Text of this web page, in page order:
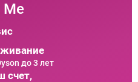
Me
до 3 лет
счет,